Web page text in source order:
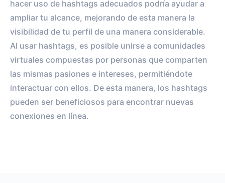
hacer uso de hashtags adecuados podría ayudar a
ampliar tu alcance, mejorando de esta manera la
visibilidad de tu perfil de una manera considerable.
Al usar hashtags, es posible unirse a comunidades
virtuales compuestas por personas que comparten
las mismas pasiones e intereses, permitiéndote
interactuar con ellos. De esta manera, los hashtags
pueden ser beneficiosos para encontrar nuevas
conexiones en línea.